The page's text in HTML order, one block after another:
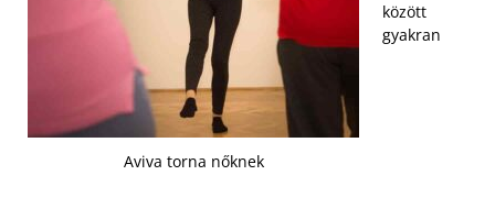
Aviva torna nőknek
között
gyakran